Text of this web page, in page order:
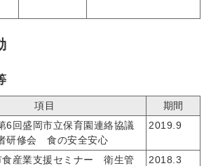
項目
期間
6回盛岡市立保育園連絡協議
研修会 食の安全安心
2019.9
食産業支援セミナー 衛生管
2018.3